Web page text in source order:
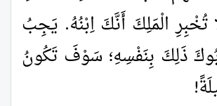
تُخْبِرِ الْمَلِكَ أَنَّكَ اِبْنُهُ. يَجِبُ
ذَلِكَ بِنَفْسِهِ؛ سَوْفَ تَكُونُ